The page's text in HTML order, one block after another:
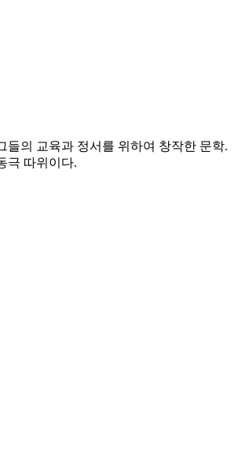
들의 교육과 정서를 위하여 창작한 문학.
극 따위이다.